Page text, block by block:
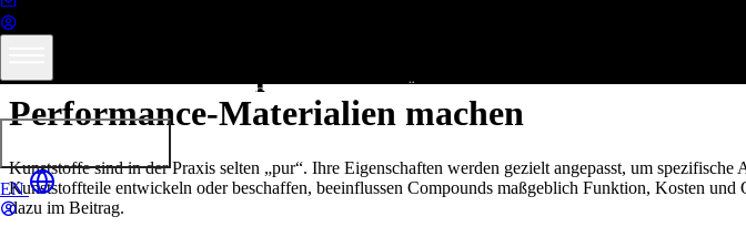
Leistungen Produkte Branchen Ressourcen Über formary
EN
Tiefziehteile in der Praxis
Kunststoff-Compounds einfach erklärt: Wie
Performance-Materialien machen
Kunststoffe sind in der Praxis selten „pur“. Ihre Eigenschaften werden gezielt angepasst, um
Kunststoffteile entwickeln oder beschaffen, beeinflussen Compounds maßgeblich Funktion, Kosten
dazu im Beitrag.